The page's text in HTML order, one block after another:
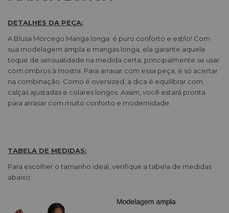
DETALHES DA PEÇA:
A Blusa Morcego Manga longa é puro conforto e estilo! Com
sua modelagem ampla e mangas longa, ela garante aquele
toque de sensualidade na medida certa, principalmente se usar
com ombros à mostra. Para arrasar com essa peça, é só acertar
na combinação. Como é oversized, a dica é equilibrar com
calças ajustadas e colares longos. Assim, você estará pronta
para arrasar com muito conforto e modernidade.
TABELA DE MEDIDAS:
Para escolher o tamanho ideal, verifique a tabela de medidas
abaixo: